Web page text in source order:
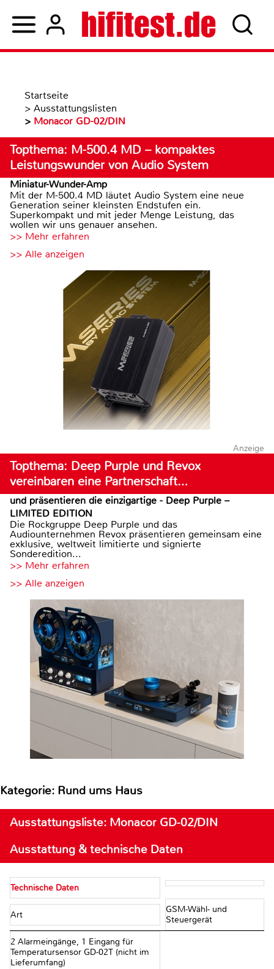
Startseite
> Ausstattungslisten
> Monacor GD-02/DIN
Topthema: M-500.4 MD – kompaktes
Leistungswunder von Audio System
Miniatur-Wunder-Amp
Mit der M-500.4 MD läutet Audio System eine neue
Generation seiner kleinsten Endstufen ein.
Superkompakt und mit jeder Menge Leistung, das
wollen wir uns genauer ansehen.
>> Mehr erfahren
>> Alle anzeigen
Anzeige
Topthema: Deep Purple und Revox
vereinbaren eine Partnerschaft…
und präsentieren die einzigartige - Deep Purple –
LIMITED EDITION
Die Rockgruppe Deep Purple und das
Audiounternehmen Revox präsentieren gemeinsam eine
exklusive, weltweit limitierte und signierte
Sonderedition...
>> Mehr erfahren
>> Alle anzeigen
Kategorie: Rund ums Haus
Ausstattungsliste: Monacor GD-02/DIN
Ausstattung & technische Daten
Technische Daten
Art
GSM-Wähl- und
Steuergerät
2 Alarmeingänge, 1 Eingang für
Temperatursensor GD-02T (nicht im
Lieferumfang)